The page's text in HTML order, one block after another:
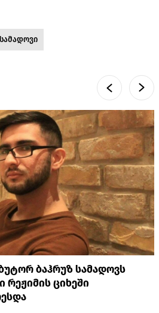
ბაჰრუზ სამადოვს
რეჟიმის ციხეში